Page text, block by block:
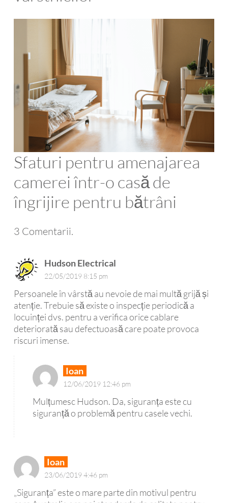
Sfaturi pentru amenajarea
camerei într-o casă de
îngrijire pentru bătrâni
3 Comentarii.
Hudson Electrical
22/05/2019 8:15 pm
Persoanele în vârstă au nevoie de mai multă grijă și
atenție. Trebuie să existe o inspecție periodică a
locuinței dvs. pentru a verifica orice cablare
deteriorată sau defectuoasă care poate provoca
riscuri imense.
Ioan
12/06/2019 12:46 pm
Mulțumesc Hudson. Da, siguranța este cu
siguranță o problemă pentru casele vechi.
Ioan
23/06/2019 4:46 pm
„Siguranța” este o mare parte din motivul pentru